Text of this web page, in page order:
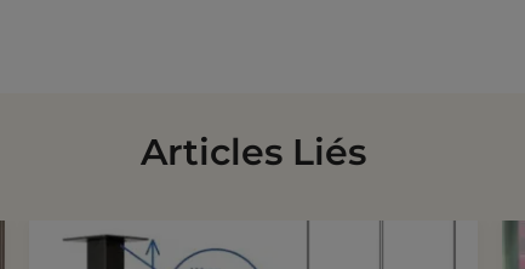
Articles Liés